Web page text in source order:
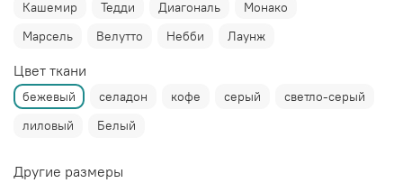
Кашемир
Тедди Диагональ
Монако
Марсель
Велутто Небби Лаунж
Цвет ткани
бежевый селадон кофе серый
светло-серый
лиловый
Белый
Другие размеры